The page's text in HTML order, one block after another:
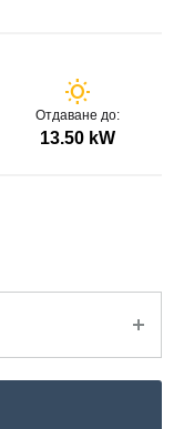
wb_sunny
Отдаване до:
13.50 kW